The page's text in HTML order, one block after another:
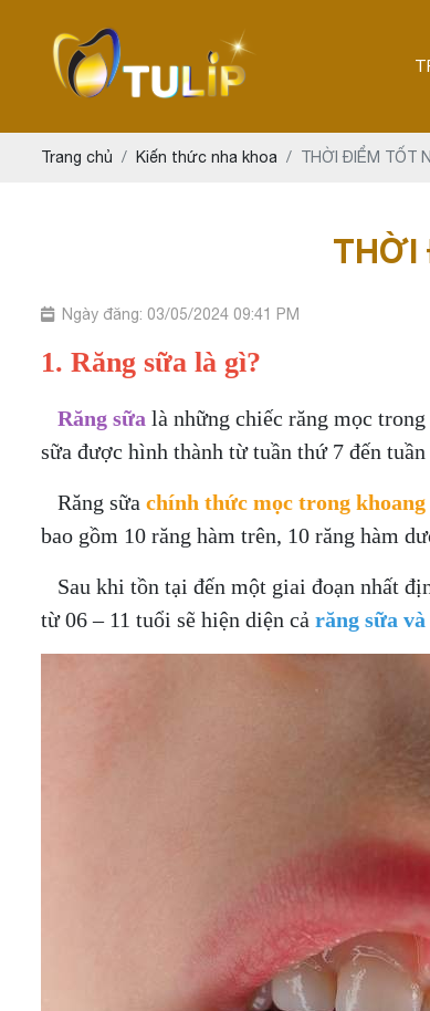
Trang chủ Kiến thức nha khoa THỜI ĐIỂM TỐT
THỜI
Ngày đăng: 03/05/2024 09:41 PM
1. Răng sữa là gì?
Răng sữa là những chiếc răng mọc
sữa được hình thành từ tuần thứ 7 đến
Răng sữa chính thức mọc trong
bao gồm 10 răng hàm trên, 10 răng hàm
Sau khi tồn tại đến một giai đoạn nhất
từ 06 – 11 tuổi sẽ hiện diện cả răng sữa